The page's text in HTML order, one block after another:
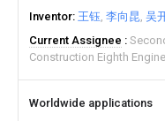
Inventor 王钰 李向昆 吴
Current Assignee
Construction Eighth
Worldwide applications